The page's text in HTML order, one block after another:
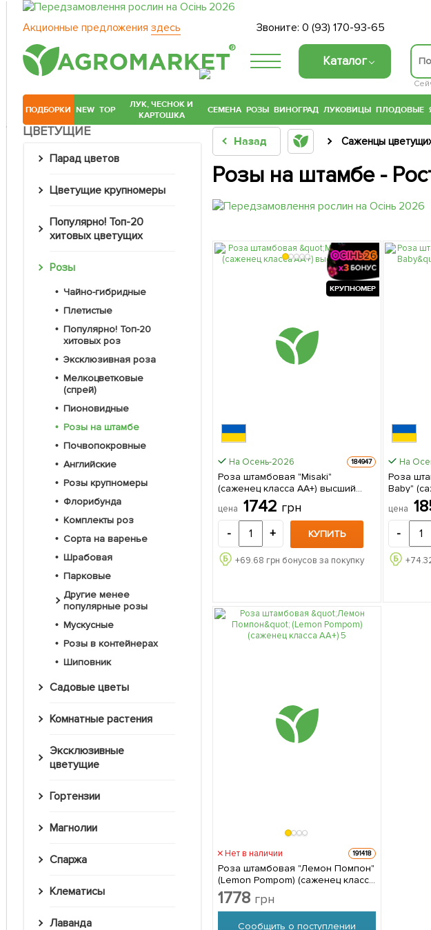
Акционные предложения здесь Звоните:0 (93) 170-93-65
®
Каталог
ПОДБОРКИ NEW TOP
ЛУК, ЧЕСНОК И
КАРТОШКА
СЕМЕНА РОЗЫ ВИНОГРАД ЛУКОВИЦЫ ПЛОДОВЫЕ
ЦВЕТУЩИЕ
Парад цветов
Цветущие крупномеры
Популярно! Топ-20
хитовых цветущих
Розы
Чайно-гибридные
Плетистые
Популярно! Топ-20
хитовых роз
Эксклюзивная роза
Мелкоцветковые
(спрей)
Пионовидные
Розы на штамбе
Почвопокровные
Английские
Розы крупномеры
Флорибунда
Комплекты роз
Сорта на варенье
Шрабовая
Парковые
Другие менее
популярные розы
Мускусные
Розы в контейнерах
Шиповник
Садовые цветы
Комнатные растения
Эксклюзивные
цветущие
Гортензии
Магнолии
Спаржа
Клематисы
Лаванда
Назад Саженцы
Розы на штамбе -
КРУПНОМЕР
На Осень-2026 184947
Роза штамбовая "Misaki"
(саженец класса АА+) высший
сорт 1 саженец в упаковке
цена 1742 грн
- + КУПИТЬ
+69.68 грн бонусов за покупку
На
Роза
Baby"
высший сорт 1
упаковке
цена
-
+
Нет в наличии 191418
Роза штамбовая "Лемон Помпон"
(Lemon Pompom) (саженец класса
АА+) 1 саженец в упаковке
1778 грн
Сообщить о поступлении